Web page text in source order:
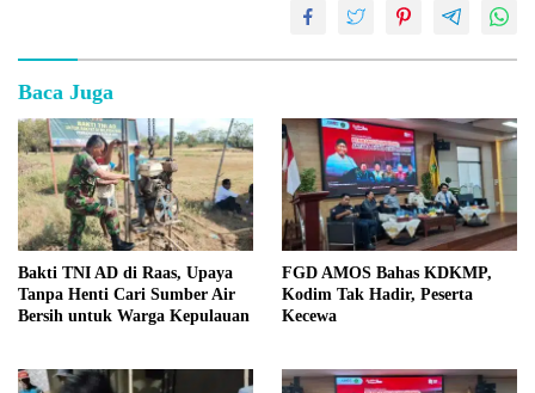
Baca Juga
Bakti TNI AD di Raas, Upaya
Tanpa Henti Cari Sumber Air
Bersih untuk Warga Kepulauan
FGD AMOS Bahas KDKMP,
Kodim Tak Hadir, Peserta
Kecewa